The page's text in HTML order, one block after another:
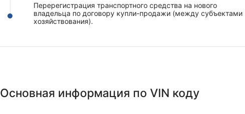
Перерегистрация транспортного средства на нового
владельца по договору купли-продажи (между субъектами
хозяйствования).
Основная информация по VIN коду